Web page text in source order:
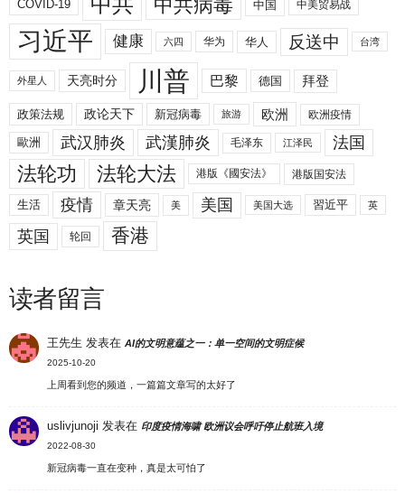
COVID-19 中共病毒 中国 中美贸易战
习近平 健康 六四 华为 华人 反送中 台湾
外星人 天亮时分 川普 巴黎 德国 拜登
政策法规 政论天下 新冠病毒 旅游 欧洲 欧洲疫情
歐洲 武汉肺炎 武漢肺炎 毛泽东 江泽民 法国
法轮功 法轮大法 港版《國安法》 港版国安法
生活 疫情 章天亮 美 美国 美国大选 習近平 英
英国 轮回 香港
读者留言
王先生 发表在AI的文明意蕴之一：单一空间的文明症候
2025-10-20
上周看到您的频道，一篇篇文章写的太好了
uslivjunoji 发表在 印度疫情海啸 欧洲议会呼吁停止航班入境
2022-08-30
新冠病毒一直在变种，真是太可怕了